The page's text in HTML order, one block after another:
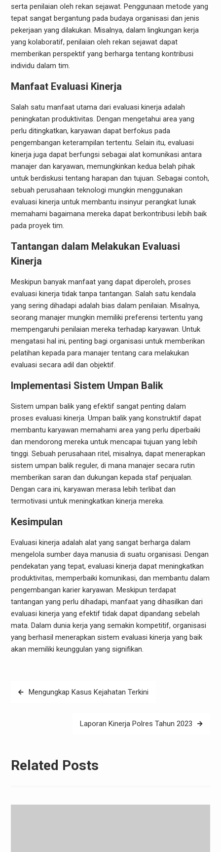
serta penilaian oleh rekan sejawat. Penggunaan metode yang
tepat sangat bergantung pada budaya organisasi dan jenis
pekerjaan yang dilakukan. Misalnya, dalam lingkungan kerja
yang kolaboratif, penilaian oleh rekan sejawat dapat
memberikan perspektif yang berharga tentang kontribusi
individu dalam tim.
Manfaat Evaluasi Kinerja
Salah satu manfaat utama dari evaluasi kinerja adalah
peningkatan produktivitas. Dengan mengetahui area yang
perlu ditingkatkan, karyawan dapat berfokus pada
pengembangan keterampilan tertentu. Selain itu, evaluasi
kinerja juga dapat berfungsi sebagai alat komunikasi antara
manajer dan karyawan, memungkinkan kedua belah pihak
untuk berdiskusi tentang harapan dan tujuan. Sebagai contoh,
sebuah perusahaan teknologi mungkin menggunakan
evaluasi kinerja untuk membantu insinyur perangkat lunak
memahami bagaimana mereka dapat berkontribusi lebih baik
pada proyek tim.
Tantangan dalam Melakukan Evaluasi
Kinerja
Meskipun banyak manfaat yang dapat diperoleh, proses
evaluasi kinerja tidak tanpa tantangan. Salah satu kendala
yang sering dihadapi adalah bias dalam penilaian. Misalnya,
seorang manajer mungkin memiliki preferensi tertentu yang
mempengaruhi penilaian mereka terhadap karyawan. Untuk
mengatasi hal ini, penting bagi organisasi untuk memberikan
pelatihan kepada para manajer tentang cara melakukan
evaluasi secara adil dan objektif.
Implementasi Sistem Umpan Balik
Sistem umpan balik yang efektif sangat penting dalam
proses evaluasi kinerja. Umpan balik yang konstruktif dapat
membantu karyawan memahami area yang perlu diperbaiki
dan mendorong mereka untuk mencapai tujuan yang lebih
tinggi. Sebuah perusahaan ritel, misalnya, dapat menerapkan
sistem umpan balik reguler, di mana manajer secara rutin
memberikan saran dan dukungan kepada staf penjualan.
Dengan cara ini, karyawan merasa lebih terlibat dan
termotivasi untuk meningkatkan kinerja mereka.
Kesimpulan
Evaluasi kinerja adalah alat yang sangat berharga dalam
mengelola sumber daya manusia di suatu organisasi. Dengan
pendekatan yang tepat, evaluasi kinerja dapat meningkatkan
produktivitas, memperbaiki komunikasi, dan membantu dalam
pengembangan karier karyawan. Meskipun terdapat
tantangan yang perlu dihadapi, manfaat yang dihasilkan dari
evaluasi kinerja yang efektif tidak dapat dipandang sebelah
mata. Dalam dunia kerja yang semakin kompetitif, organisasi
yang berhasil menerapkan sistem evaluasi kinerja yang baik
akan memiliki keunggulan yang signifikan.
PostMengungkap Kasus Kejahatan Terkini
Laporan Kinerja Polres Tahun 2023
Related Posts